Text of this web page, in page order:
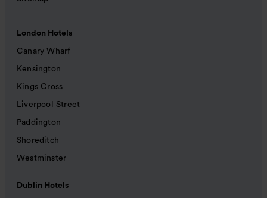
London Hotels
Canary Wharf
Kensington
Kings Cross
Liverpool Street
Paddington
Shoreditch
Westminster
Dublin Hotels